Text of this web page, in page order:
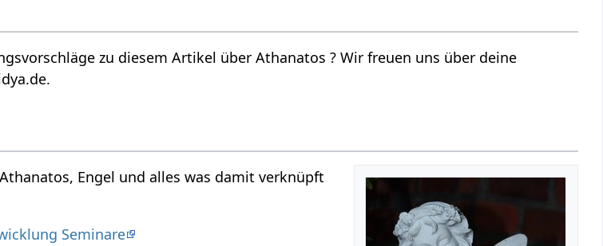
zu diesem Artikel über Athanatos ? Wir freuen uns über deine
Engel und alles was damit verknüpft
Seminare